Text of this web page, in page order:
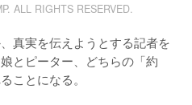
ALL RIGHTS RESERVED.
真実を伝えようとする記者を
とピーター、どちらの「約
ことになる。